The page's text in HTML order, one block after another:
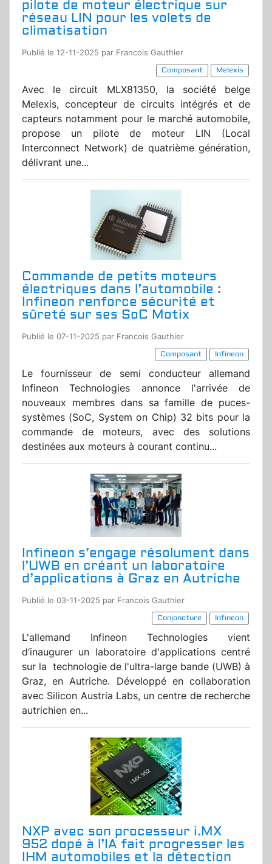
pilote de moteur électrique sur
réseau LIN pour les volets de
climatisation
Publié le 12-11-2025 par Francois Gauthier
Composant
Melexis
Avec le circuit MLX81350, la société belge
Melexis, concepteur de circuits intégrés et de
capteurs notamment pour le marché automobile,
propose un pilote de moteur LIN (Local
Interconnect Network) de quatrième génération,
délivrant une...
Commande de petits moteurs
électriques dans l’automobile :
Infineon renforce sécurité et
sûreté sur ses SoC Motix
Publié le 07-11-2025 par Francois Gauthier
Composant
Infineon
Le fournisseur de semi conducteur allemand
Infineon Technologies annonce l'arrivée de
nouveaux membres dans sa famille de puces-
systèmes (SoC, System on Chip) 32 bits pour la
commande de moteurs, avec des solutions
destinées aux moteurs à courant continu...
Infineon s’engage résolument dans
l’UWB en créant un laboratoire
d’applications à Graz en Autriche
Publié le 03-11-2025 par Francois Gauthier
Conjoncture
Infineon
L'allemand Infineon Technologies vient
d’inaugurer un laboratoire d'applications centré
sur la technologie de l'ultra-large bande (UWB) à
Graz, en Autriche. Développé en collaboration
avec Silicon Austria Labs, un centre de recherche
autrichien en...
NXP avec son processeur i.MX
952 dopé à l’IA fait progresser les
IHM automobiles et la détection